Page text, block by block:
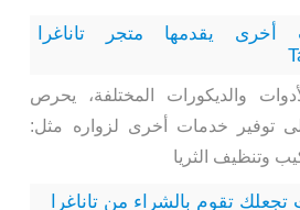
أخرى يقدمها متجر تاناغرا
والديكورات المختلفة، يحرص
توفير خدمات أخرى لزواره مثل:
وتنظيف الثريا
تقوم بالشراء من تاناغرا